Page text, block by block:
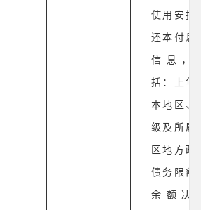
使用安排
还本付息
信息，
括：上年
本地区、
级及所属
区地方政
债务限额
余额决